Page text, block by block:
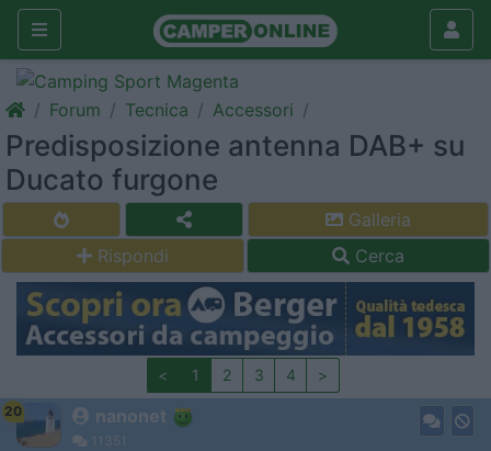
Forum Tecnica Accessori
Predisposizione antenna DAB+ su
Ducato furgone
Galleria
Rispondi
Cerca
< 1 2 3 4 >
20 nanonet
11351